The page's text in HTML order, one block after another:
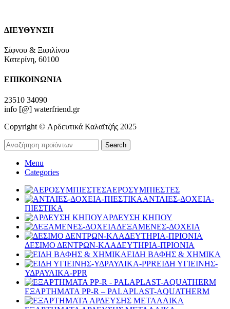
ΔΙΕΥΘΥΝΣΗ
Σίφνου & Ξιφιλίνου
Κατερίνη, 60100
ΕΠΙΚΟΙΝΩΝΙΑ
23510 34090
info [@] waterfriend.gr
Copyright © Αρδευτικά Καλαϊτζής 2025
Search
Menu
Categories
ΑΕΡΟΣΥΜΠΙΕΣΤΕΣ
ΑΝΤΛΙΕΣ-ΔΟΧΕΙΑ-
ΠΙΕΣΤΙΚΑ
ΑΡΔΕΥΣΗ ΚΗΠΟΥ
ΔΕΞΑΜΕΝΕΣ-ΔΟΧΕΙΑ
ΔΕΣΙΜΟ ΔΕΝΤΡΩΝ-ΚΛΑΔΕΥΤΗΡΙΑ-ΠΡΙΟΝΙΑ
ΕΙΔΗ ΒΑΦΗΣ & ΧΗΜΙΚΑ
ΕΙΔΗ ΥΓΙΕΙΝΗΣ-
ΥΔΡΑΥΛΙΚΑ-PPR
ΕΞΑΡΤΗΜΑΤΑ PP-R – PALAPLAST-AQUATHERM